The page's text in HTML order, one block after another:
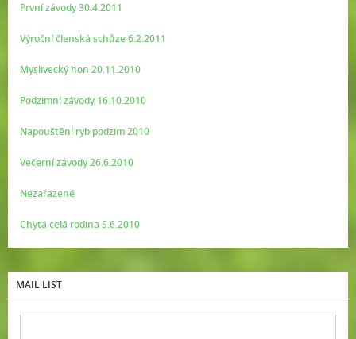
První závody 30.4.2011
Výroční členská schůze 6.2.2011
Myslivecký hon 20.11.2010
Podzimní závody 16.10.2010
Napouštění ryb podzim 2010
Večerní závody 26.6.2010
Nezařazené
Chytá celá rodina 5.6.2010
MAIL LIST